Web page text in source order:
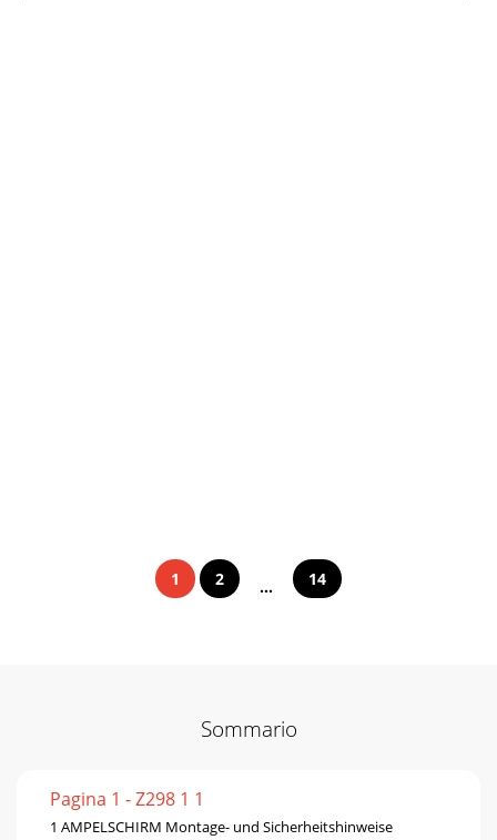
1 2 ... 14
Sommario
Pagina 1 - Z298 1 1
1 AMPELSCHIRM Montage- und Sicherheitshinweise